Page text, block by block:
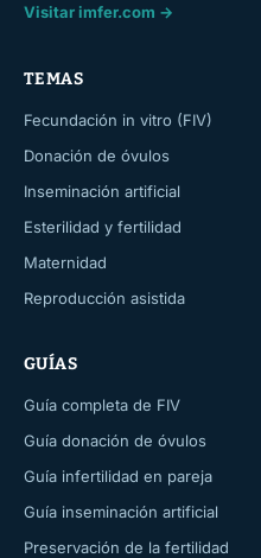
Visitar imfer.com →
TEMAS
Fecundación in vitro (FIV)
Donación de óvulos
Inseminación artificial
Esterilidad y fertilidad
Maternidad
Reproducción asistida
GUÍAS
Guía completa de FIV
Guía donación de óvulos
Guía infertilidad en pareja
Guía inseminación artificial
Preservación de la fertilidad